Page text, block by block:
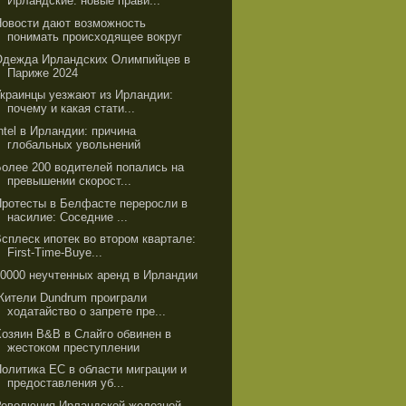
дают возможность
понимать происходящее вокруг
Ирландских Олимпийцев в
Париже 2024
уезжают из Ирландии:
почему и какая стати...
в Ирландии: причина
глобальных увольнений
200 водителей попались на
превышении скорост...
в Белфасте переросли в
насилие: Соседние ...
ипотек во втором квартале:
First-Time-Buye...
неучтенных аренд в Ирландии
Dundrum проиграли
ходатайство о запрете пре...
B&B в Слайго обвинен в
жестоком преступлении
ЕС в области миграции и
предоставления уб...